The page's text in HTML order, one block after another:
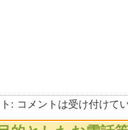
: コメントは受け付けて